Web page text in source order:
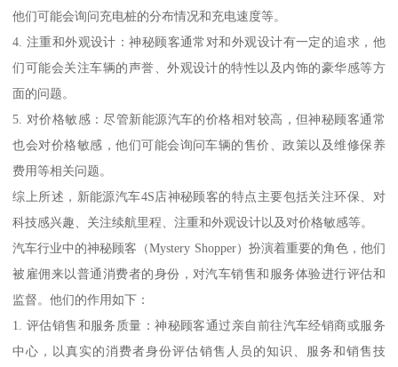
他们可能会询问充电桩的分布情况和充电速度等。
4. 注重和外观设计：神秘顾客通常对和外观设计有一定的追求，他
们可能会关注车辆的声誉、外观设计的特性以及内饰的豪华感等方
面的问题。
5. 对价格敏感：尽管新能源汽车的价格相对较高，但神秘顾客通常
也会对价格敏感，他们可能会询问车辆的售价、政策以及维修保养
费用等相关问题。
综上所述，新能源汽车4S店神秘顾客的特点主要包括关注环保、对
科技感兴趣、关注续航里程、注重和外观设计以及对价格敏感等。
汽车行业中的神秘顾客（Mystery Shopper）扮演着重要的角色，他们
被雇佣来以普通消费者的身份，对汽车销售和服务体验进行评估和
监督。他们的作用如下：
1. 评估销售和服务质量：神秘顾客通过亲自前往汽车经销商或服务
中心，以真实的消费者身份评估销售人员的知识、服务和销售技